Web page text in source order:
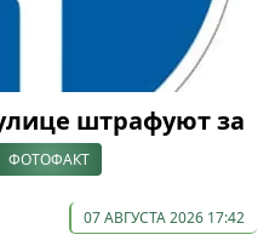
штрафуют за
ФОТОФАКТ
07 АВГУСТА 2026 17:42